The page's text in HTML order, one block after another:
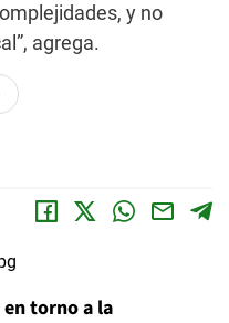
y no
agrega.
torno a la